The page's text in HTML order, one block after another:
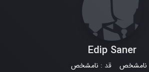
Edip Saner
نامشخص قد : نامشخص